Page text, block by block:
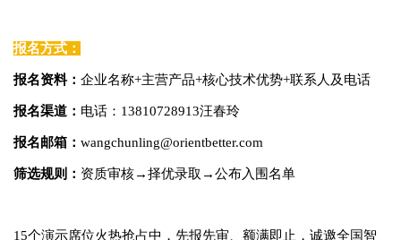
报名方式：
报名资料： 企业名称+主营产品+核心技术优势+联系人及电话
报名渠道： 电话：13810728913汪春玲
报名邮箱： wangchunling@orientbetter.com
筛选规则： 资质审核→择优录取→公布入围名单
15个演示席位火热抢占中，先报先审、额满即止，诚邀全国智